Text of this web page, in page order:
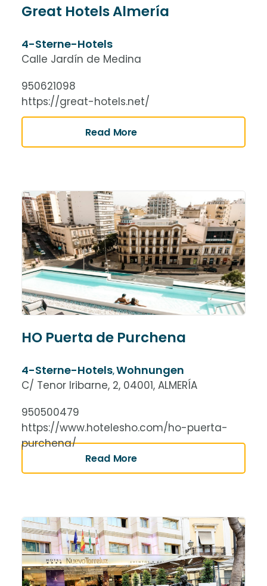
Great Hotels Almería
4-Sterne-Hotels
Calle Jardín de Medina
950621098
https://great-hotels.net/
Read More
HO Puerta de Purchena
4-Sterne-Hotels,Wohnungen
C/ Tenor Iribarne, 2, 04001, ALMERÍA
950500479
https://www.hotelesho.com/ho-puerta-
purchena/
Read More